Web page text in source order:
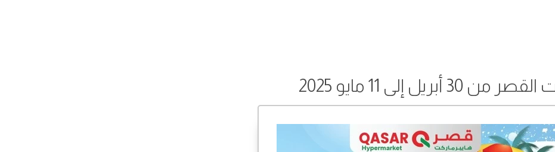
إلى 11 مايو 2025